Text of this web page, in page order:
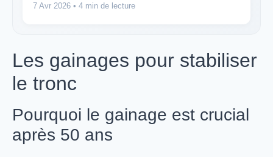
7 Avr 2026 • 4 min de lecture
Les gainages pour stabiliser
le tronc
Pourquoi le gainage est crucial
après 50 ans